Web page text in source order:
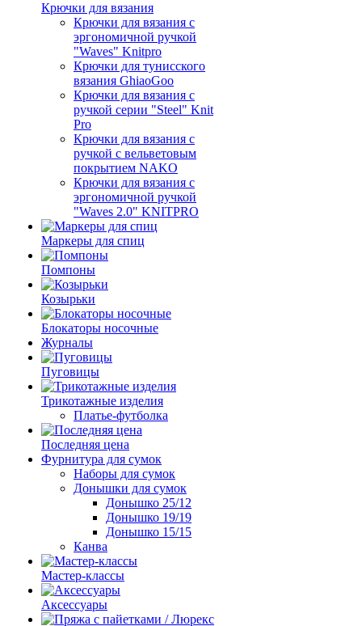
Крючки для вязания
Крючки для вязания с
эргономичной ручкой
"Waves" Knitpro
Крючки для тунисского
вязания GhiaoGoo
Крючки для вязания с
ручкой серии "Steel" Knit
Pro
Крючки для вязания с
ручкой с вельветовым
покрытием NAKO
Крючки для вязания с
эргономичной ручкой
"Waves 2.0" KNITPRO
Маркеры для спиц
Помпоны
Козырьки
Блокаторы носочные
Журналы
Пуговицы
Трикотажные изделия
Платье-футболка
Последняя цена
Фурнитура для сумок
Наборы для сумок
Донышки для сумок
Донышко 25/12
Донышко 19/19
Донышко 15/15
Канва
Мастер-классы
Аксессуары